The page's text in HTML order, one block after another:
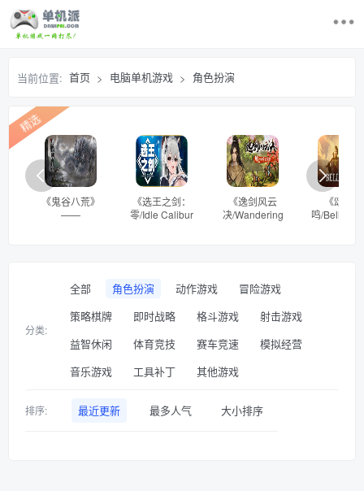
首页
最近更新游戏
电脑单机游戏
游戏排行榜
当前位置: 首页 > 电脑单机游戏 > 角色扮演
精选
《鬼谷八荒》
——
《选王之剑：
零/Idle Calibur
《逸剑风云
决/Wandering
《颂钟长
鸣/
分类:
全部 角色扮演 动作游戏
冒险游戏
策略棋牌
即时战略 格斗游戏
射击游戏
益智休闲
体育竞技 赛车竞速
模拟经营
音乐游戏
工具补丁 其他游戏
排序: 最近更新 最多人气 大小排序